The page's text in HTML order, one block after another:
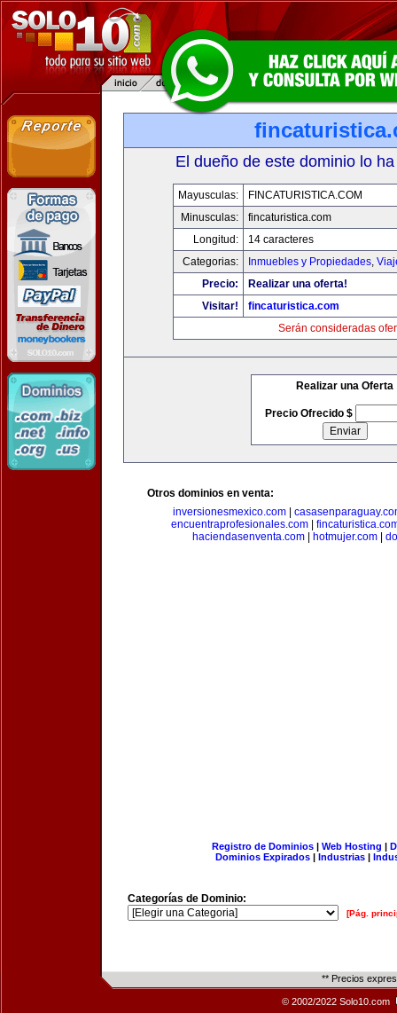
El dueño de este dominio lo
Mayusculas:
FINCATURISTICA.COM
Minusculas:
fincaturistica.com
Longitud:
14 caracteres
Categorias:
Inmuebles y Propiedades,
Precio:
Realizar una oferta!
Visitar!
fincaturistica.com
Serán consideradas
Realizar una Oferta
Precio Ofrecido $
Otros dominios en venta:
inversionesmexico.com
encuentraprofesionales.com
haciendasenventa.com| hotmujer.com|
Registro de Dominios| Web Hosting |
Dominios Expirados | Industrias |
Categorías de Dominio:
[Pág.
** Precios
© 2002/2022 Solo10.com